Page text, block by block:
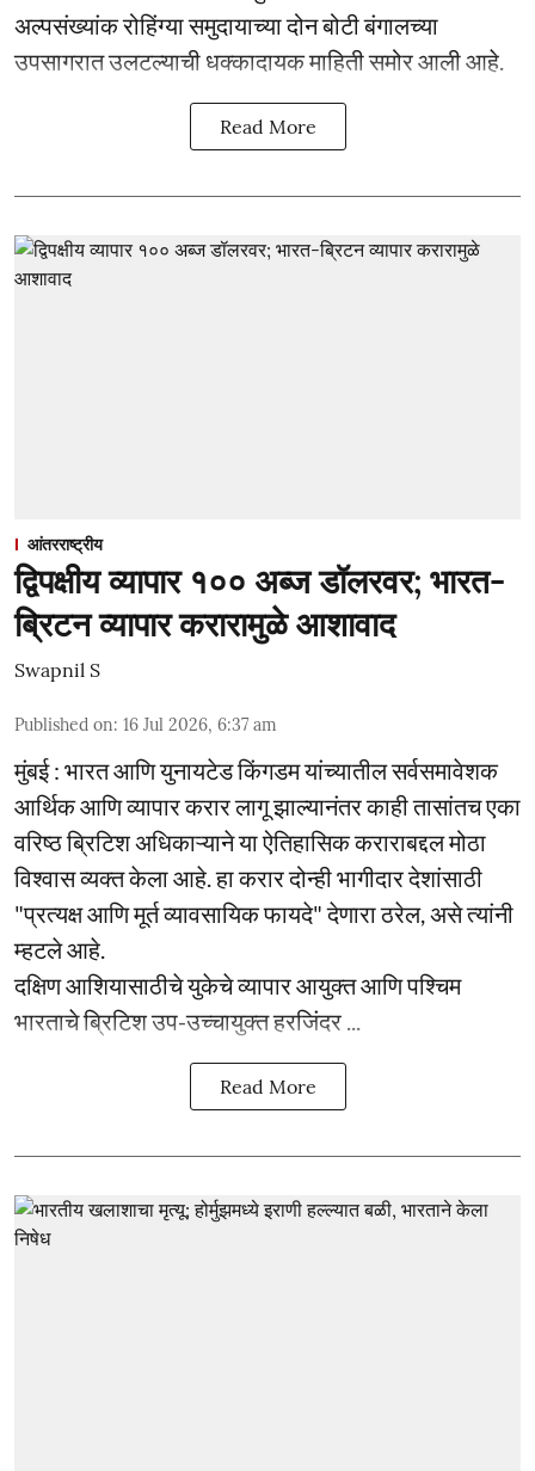
अल्पसंख्यांक रोहिंग्या समुदायाच्या दोन बोटी बंगालच्या
उपसागरात उलटल्याची धक्कादायक माहिती समोर आली आहे.
Read More
आंतरराष्ट्रीय
द्विपक्षीय व्यापार १०० अब्ज डॉलरवर; भारत-
ब्रिटन व्यापार करारामुळे आशावाद
Swapnil S
Published on: 16 Jul 2026, 6:37 am
मुंबई : भारत आणि युनायटेड किंगडम यांच्यातील सर्वसमावेशक
आर्थिक आणि व्यापार करार लागू झाल्यानंतर काही तासांतच एका
वरिष्ठ ब्रिटिश अधिकाऱ्याने या ऐतिहासिक कराराबद्दल मोठा
विश्वास व्यक्त केला आहे. हा करार दोन्ही भागीदार देशांसाठी
"प्रत्यक्ष आणि मूर्त व्यावसायिक फायदे" देणारा ठरेल, असे त्यांनी
म्हटले आहे.
दक्षिण आशियासाठीचे युकेचे व्यापार आयुक्त आणि पश्चिम
भारताचे ब्रिटिश उप-उच्चायुक्त हरजिंदर ...
Read More